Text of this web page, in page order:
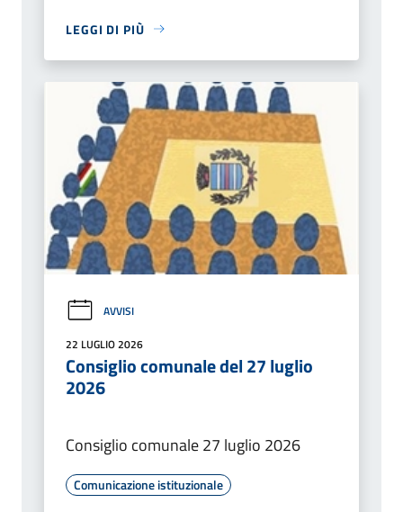
LEGGI DI PIÙ
AVVISI
22 LUGLIO 2026
Consiglio comunale del 27 luglio
2026
Consiglio comunale 27 luglio 2026
Comunicazione istituzionale